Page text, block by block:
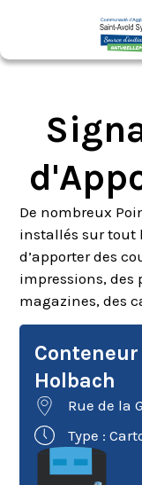
De nombreux
installés sur tout
d’apporter des
impressions, des
magazines, des
Holbach
Rue de la
Type :